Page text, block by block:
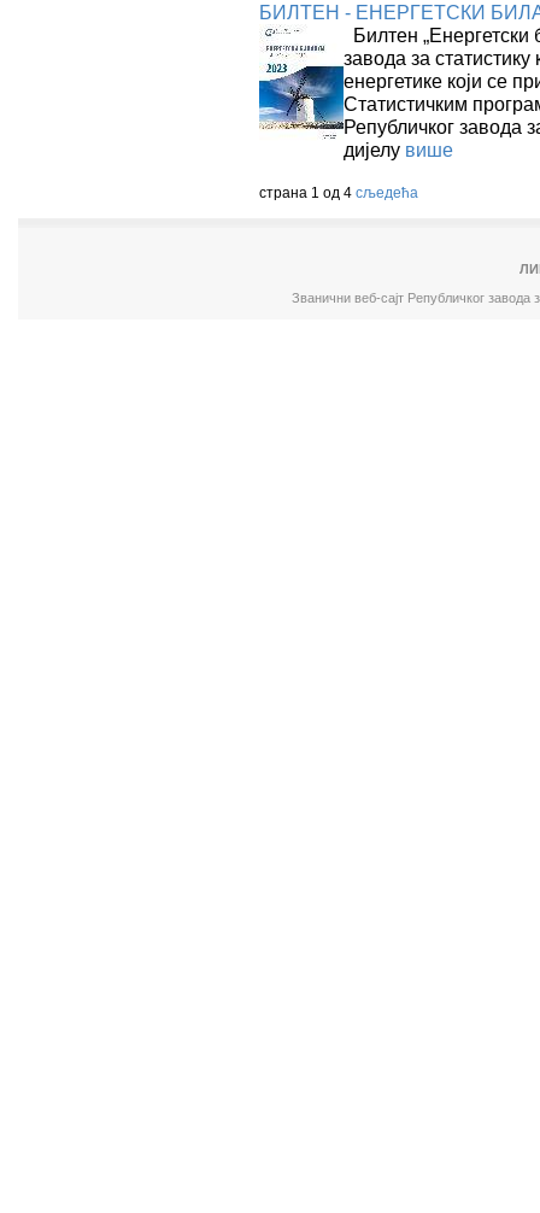
БИЛТЕН - ЕНЕРГЕТСКИ
Билтен „Енергетски
завода за статистику
енергетике који се
Статистичким
Републичког завода
дијелу више
страна 1 од 4 сљедећа
Званични веб-сајт Републичког